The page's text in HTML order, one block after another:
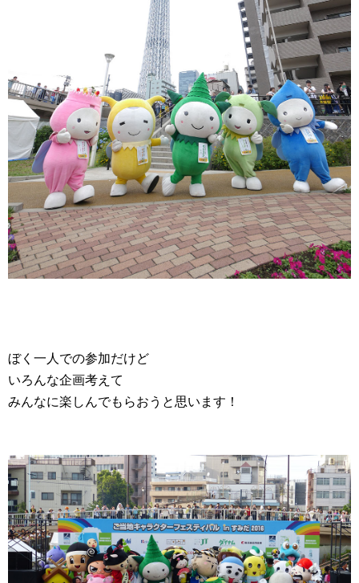
ぼく一人での参加だけど
いろんな企画考えて
みんなに楽しんでもらおうと思います！